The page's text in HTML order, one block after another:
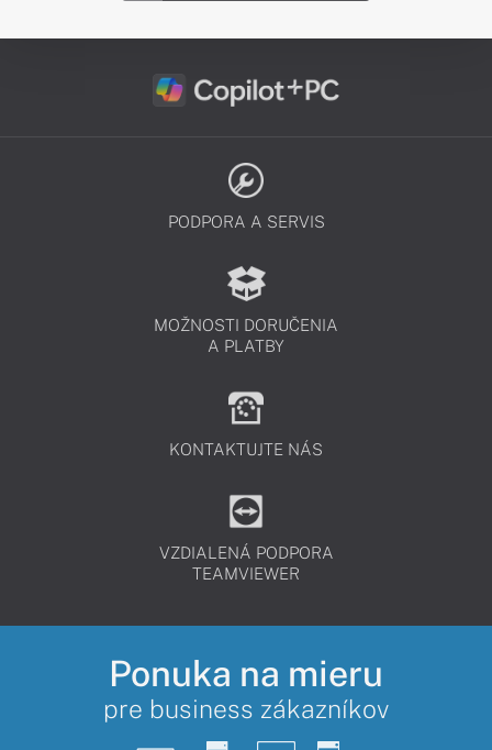
PODPORA A SERVIS
MOŽNOSTI DORUČENIA
A PLATBY
KONTAKTUJTE NÁS
VZDIALENÁ PODPORA
TEAMVIEWER
Ponuka na mieru
pre business zákazníkov